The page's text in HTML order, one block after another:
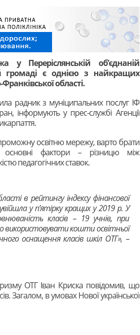
у Переріслянській об’єднаній
громаді є однією з найкращих
області.
радник з муніципальних послуг ІФ
інформують у прес-службі Агенції
освітню мережу, варто брати
основні фактори – різницю між
педагогічних ставок.
в рейтингу індексу фінансової
у п’ятірку кращих у 2019 р. У
класів – 19 учнів, при
використовувати кошти освітньої
оснащення класів шкіл ОТГ», –
ОТГ Іван Криска повідомив, що
Загалом, в умовах Нової української